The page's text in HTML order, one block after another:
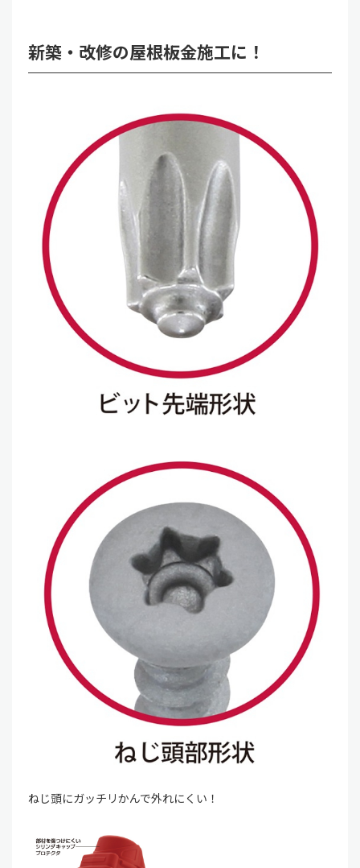
新築・改修の屋根板金施工に！
ねじ頭にガッチリかんで外れにくい！